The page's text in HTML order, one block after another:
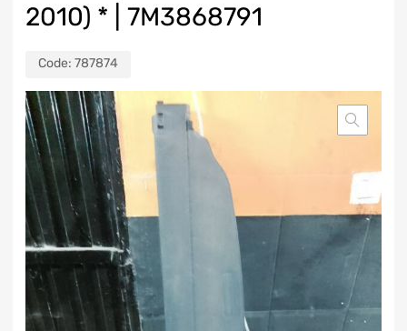
2010) * | 7M3868791
Code: 787874